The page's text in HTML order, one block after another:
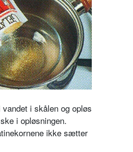
i skålen og opløs
i opløsningen.
ikke sætter